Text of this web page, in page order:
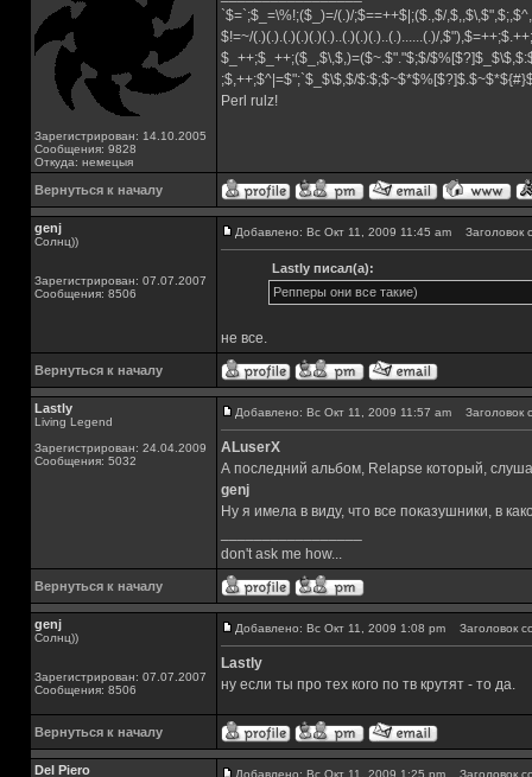
Зарегистрирован: 14.10.2005
Сообщения: 9828
Откуда: немецыя
`$=`;$_=\%!;($_)=/(.)/;$==++$|;($.,$/
$!=~/(.)(.).(.)(.)(.)(.)..(.)(.)(.)..(.)......(.)/
$_++;$_++;($_,$\,$,)=($~.$"."$;$/
;$,++;$^|=$";`$_$\$,$/
Perl rulz!
Вернуться к началу
genj
Солнц))
Зарегистрирован: 07.07.2007
Сообщения: 8506
Добавлено: Вс Окт 11, 2009 11:45 am Заголовок
Lastly писал(а):
Репперы они все такие)
не все.
Вернуться к началу
Lastly
Living Legend
Зарегистрирован: 24.04.2009
Сообщения: 5032
Добавлено: Вс Окт 11, 2009 11:57 am Заголовок
ALuserX
А последний альбом, Relapse который,
genj
Ну я имела в виду, что все показушники, в
don't ask me how...
Вернуться к началу
genj
Солнц))
Зарегистрирован: 07.07.2007
Сообщения: 8506
Добавлено: Вс Окт 11, 2009 1:08 pm Заголовок
Lastly
ну если ты про тех кого по тв крутят - то да.
Вернуться к началу
Del Piero Добавлено: Вс Окт 11, 2009 1:25 pm Заголовок